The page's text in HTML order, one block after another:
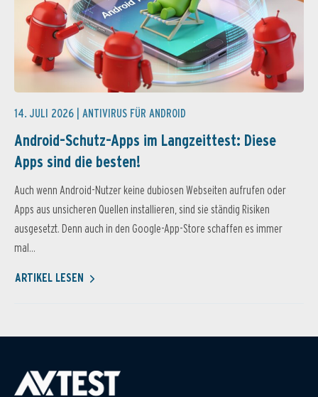
14. JULI 2026 | ANTIVIRUS FÜR ANDROID
Android-Schutz-Apps im Langzeittest: Diese
Apps sind die besten!
Auch wenn Android-Nutzer keine dubiosen Webseiten aufrufen oder
Apps aus unsicheren Quellen installieren, sind sie ständig Risiken
ausgesetzt. Denn auch in den Google-App-Store schaffen es immer
mal...
ARTIKEL LESEN